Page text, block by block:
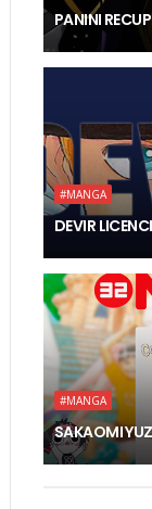
PANINI
#MANGA
DEVIR
#MANGA
SAKAOMI